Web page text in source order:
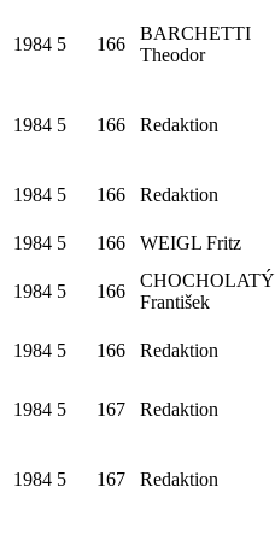
1984 5 166
BARCHETTI
Theodor
1984 5 166 Redaktion
1984 5 166 Redaktion
1984 5 166 WEIGL Fritz
1984 5 166
CHOCHOLATÝ
František
1984 5 166 Redaktion
1984 5 167 Redaktion
1984 5 167 Redaktion